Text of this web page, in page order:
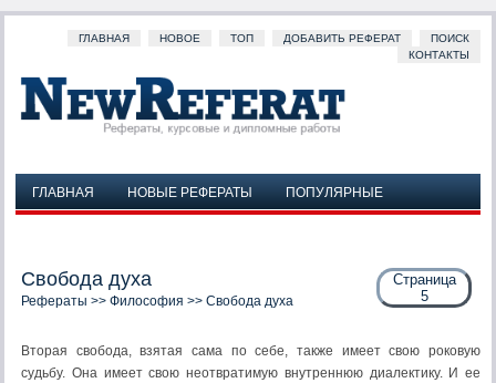
ГЛАВНАЯ НОВОЕ ТОП ДОБАВИТЬ РЕФЕРАТ
ПОИСК
КОНТАКТЫ
ГЛАВНАЯ НОВЫЕ РЕФЕРАТЫ
ПОПУЛЯРНЫЕ
Страница
5
Свобода духа
Рефераты >> Философия >> Свобода духа
Вторая свобода, взятая сама по себе, также имеет свою роковую
судьбу. Она имеет свою неотвратимую внутреннюю диалектику. И ее